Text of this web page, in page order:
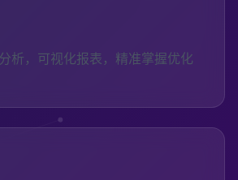
析，可视化报表，精准掌握优化